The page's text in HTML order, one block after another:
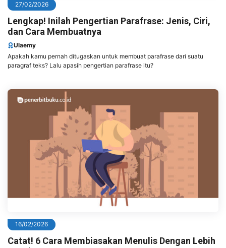
27/02/2026
Lengkap! Inilah Pengertian Parafrase: Jenis, Ciri,
dan Cara Membuatnya
Ulaemy
Apakah kamu pernah ditugaskan untuk membuat parafrase dari suatu
paragraf teks? Lalu apasih pengertian parafrase itu?
16/02/2026
Catat! 6 Cara Membiasakan Menulis Dengan Lebih